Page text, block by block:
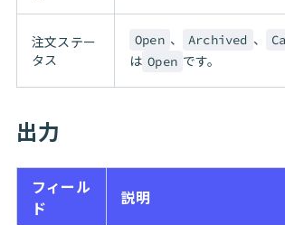
注文ステー
タス
Open 、 Archived 、
は Open です。
出力
フィール
ド
説明